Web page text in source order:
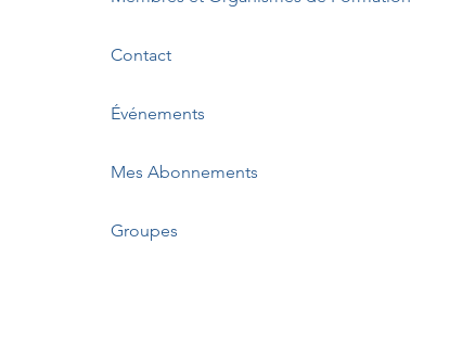
Contact
Événements
Mes Abonnements
Groupes